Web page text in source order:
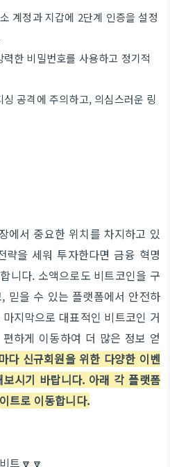
계정과 지갑에 2단계 인증을 설정
력한 비밀번호를 사용하고 정기적
싱 공격에 주의하고, 의심스러운 링
에서 중요한 위치를 차지하고 있
을 세워 투자한다면 금융 혁명
니다. 소액으로도 비트코인을 구
믿을 수 있는 플랫폼에서 안전하
지막으로 대표적인 비트코인 거
하게 이동하여 더 많은 정보 얻
다 신규회원을 위한 다양한 이벤
시기 바랍니다. 아래 각 플랫폼
트로 이동합니다.
트🔽🔽